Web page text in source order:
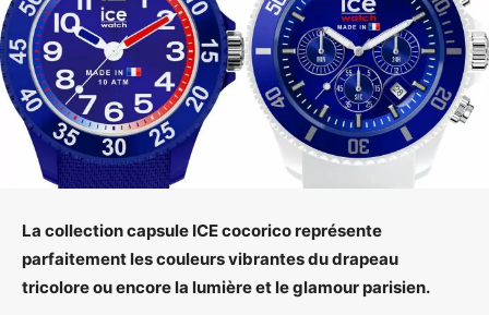
La collection capsule ICE cocorico représente
parfaitement les couleurs vibrantes du drapeau
tricolore ou encore la lumière et le glamour parisien.